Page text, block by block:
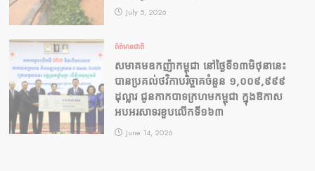
July 5, 2026
ព័ត៌មានជាតិ
សមាគមឧកញ៉ាកម្ពុជា នៅថ្ងៃទី១៣មិថុនានេះ
បានប្រគល់ថវិកាបរិច្ចាគចំនួន ១,០០៩,៩៩៩
ដុល្លារ ជូនកាកបាទក្រហមកម្ពុជា ក្នុងឱកាស
អបអរសាទរខួបលើកទី១៦៣
June 14, 2026